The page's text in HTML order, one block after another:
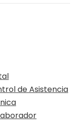
de Asistencia